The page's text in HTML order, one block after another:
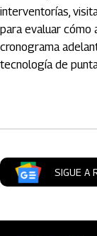
interventorías,
para evaluar cómo
cronograma
tecnología de
SIGUE A